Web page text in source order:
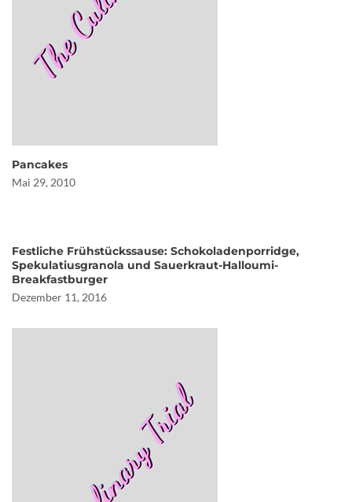
Pancakes
Mai 29, 2010
Festliche Frühstückssause: Schokoladenporridge,
Spekulatiusgranola und Sauerkraut-Halloumi-
Breakfastburger
Dezember 11, 2016